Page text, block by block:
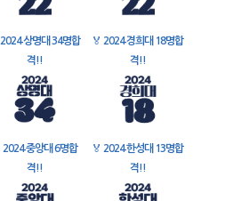
2024 상명대 34명합
격!!
🏅 2024 경희대 18명합
격!!
2024 중앙대 6명합
격!!
🏅 2024 한성대 13명합
격!!